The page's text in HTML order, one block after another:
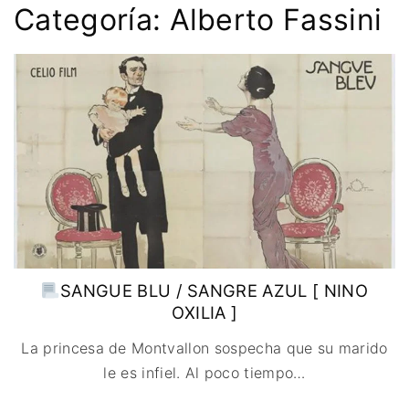
CINE DOCUMENTAL
CINE NEGRO / CRIMEN /
ESPIONAJE
COMEDIA
DRAMA
ÉPICO / MITOLÓGICO
EXPERIMENTOS
FANTÁSTICO
MUSICAL
TERROR
BRASIL
CHILE
ESTADOS UNIDOS
ASIA
INDIA
JAPÓN
RUSIA
EUROPA
ALEMANIA
AUSTRIA
BÉLGICA
ESPAÑA
FRANCIA
ITALIA
PAISES BAJOS
REINO UNIDO
SUECIA
OCEANIA AUSTRALIA
TALLERES
ONLINE
IMAGEN & VIDEO
SERVICIOS DE
COMPUTACIÓN
DISEÑO WEB
CONTACTO
TARJETA
DIGITAL
IMPRESCINDIBLES
ANIME
🗨 CÓMICS
Categoría: Alberto Fassini
SANGUE BLU / SANGRE AZUL [ NINO
OXILIA ]
La princesa de Montvallon sospecha que su marido
le es infiel. Al poco tiempo…